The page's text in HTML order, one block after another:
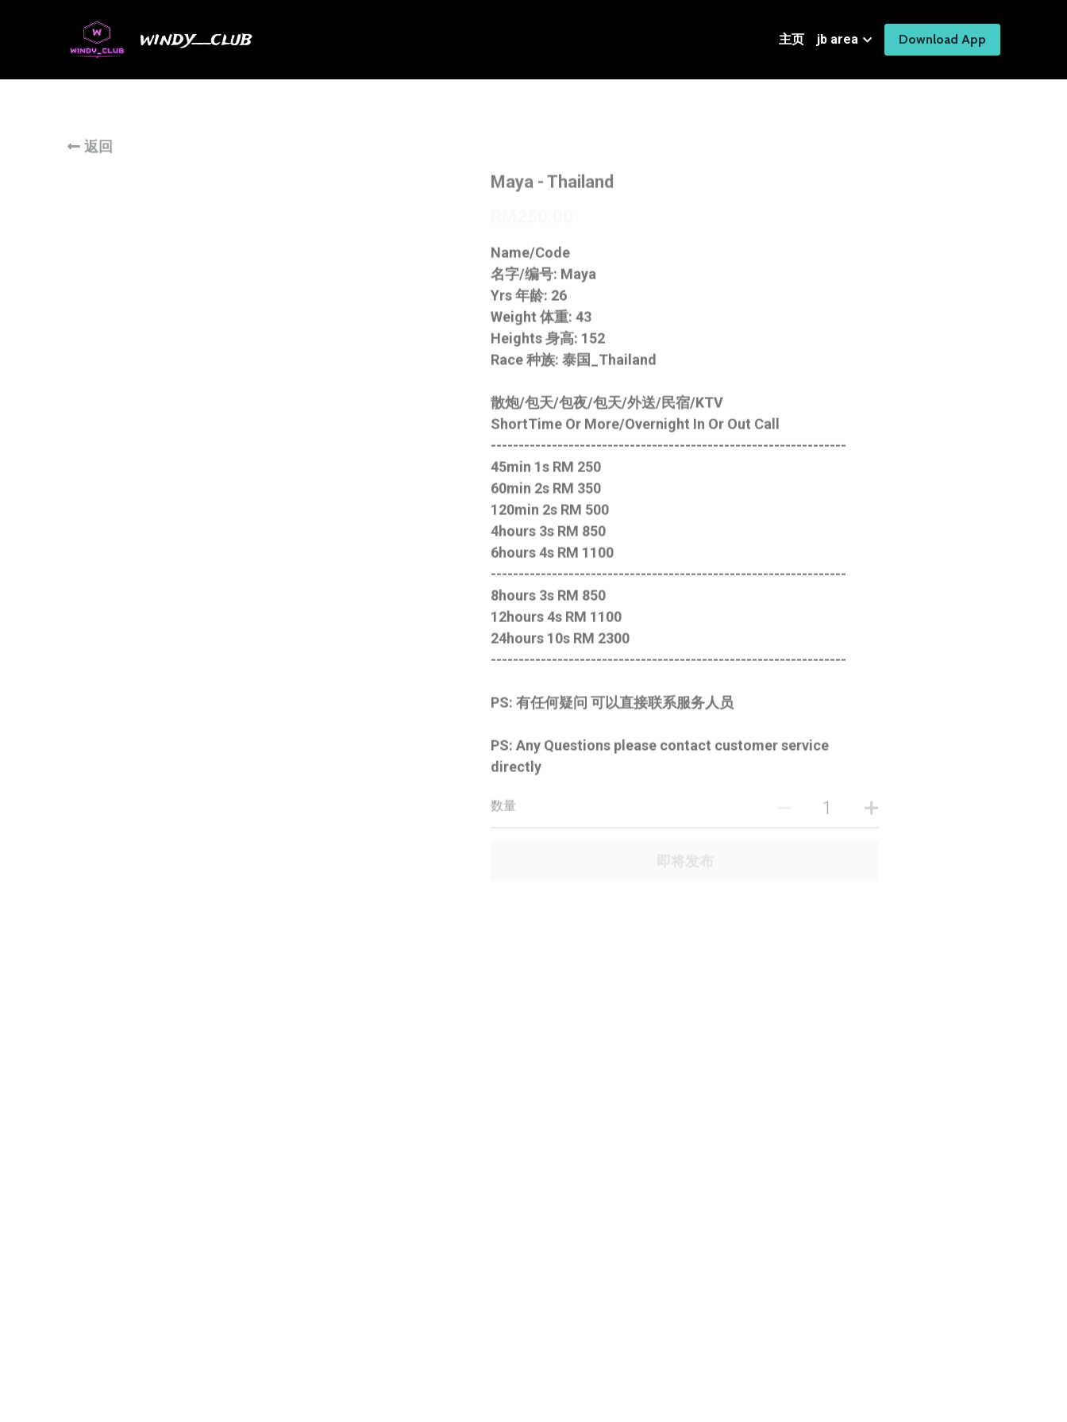
windy__club 主页 jb area Download App
返回
Maya - Thailand
Name/Code
名字/编号: Maya
Yrs 年龄: 26
Weight 体重: 43
Heights 身高: 152
Race 种族: 泰国_Thailand
散炮/包天/包夜/包天/外送/民宿/KTV
ShortTime Or More/Overnight In Or Out Call
----------------------------------------------------------------
45min 1s RM 250
60min 2s RM 350
120min 2s RM 500
4hours 3s RM 850
6hours 4s RM 1100
8hours 3s RM 850
12hours 4s RM 1100
24hours 10s RM 2300
PS: 有任何疑问 可以直接联系服务人员
PS: Any Questions please contact customer service
directly
数量
即将发布